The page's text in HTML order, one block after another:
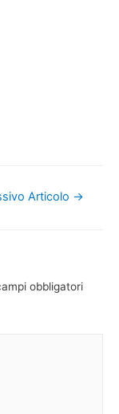
Articolo →
obbligatori